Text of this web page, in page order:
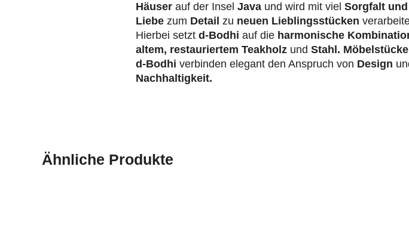
Häuser auf der Insel Java und wird mit viel Sorgfalt und
Liebe zum Detail zu neuen Lieblingsstücken
Hierbei setzt d-Bodhi auf die harmonische
altem, restauriertem Teakholz und Stahl. Möbelstücke
d-Bodhi verbinden elegant den Anspruch von Design
Nachhaltigkeit.
Ähnliche Produkte